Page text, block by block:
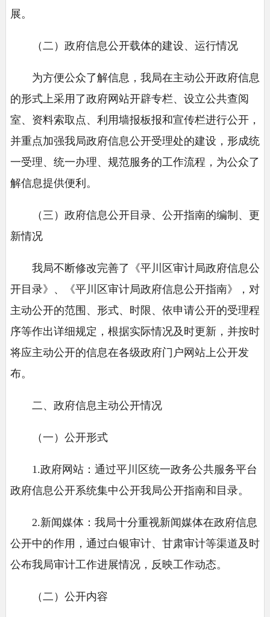
展。
（二）政府信息公开载体的建设、运行情况
为方便公众了解信息，我局在主动公开政府信息
的形式上采用了政府网站开辟专栏、设立公共查阅
室、资料索取点、利用墙报板报和宣传栏进行公开，
并重点加强我局政府信息公开受理处的建设，形成统
一受理、统一办理、规范服务的工作流程，为公众了
解信息提供便利。
（三）政府信息公开目录、公开指南的编制、更
新情况
我局不断修改完善了《平川区审计局政府信息公
开目录》、《平川区审计局政府信息公开指南》，对
主动公开的范围、形式、时限、依申请公开的受理程
序等作出详细规定，根据实际情况及时更新，并按时
将应主动公开的信息在各级政府门户网站上公开发
布。
二、政府信息主动公开情况
（一）公开形式
1.政府网站：通过平川区统一政务公共服务平台
政府信息公开系统集中公开我局公开指南和目录。
2.新闻媒体：我局十分重视新闻媒体在政府信息
公开中的作用，通过白银审计、甘肃审计等渠道及时
公布我局审计工作进展情况，反映工作动态。
（二）公开内容